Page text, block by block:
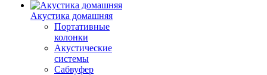
Акустика домашняя
Портативные
колонки
Акустические
системы
Сабвуфер